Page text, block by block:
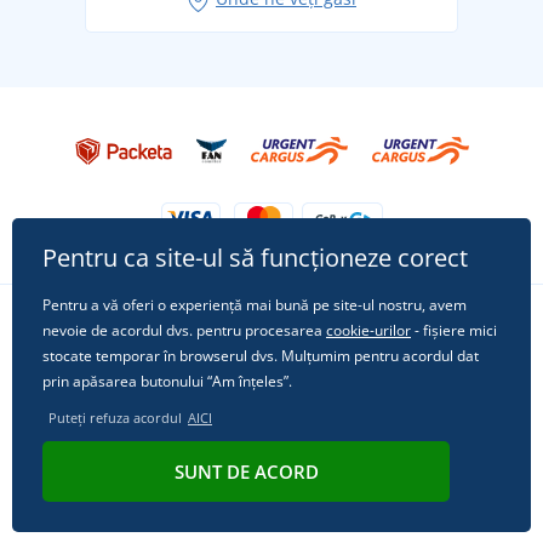
Tricoul preferat City în rol principal: ținute pentru
Urmărește-ne pe rețelele sociale
© 2011 - 2026, Dual Trade s.r.o. | Din punct de vedere tehnic oferă
Pentru ca site-ul să funcționeze corect
Pentru a vă oferi o experiență mai bună pe site-ul nostru, avem
nevoie de acordul dvs. pentru procesarea cookie-urilor- fișiere mici
stocate temporar în browserul dvs. Mulțumim pentru acordul dat
prin apăsarea butonului “Am înțeles”.
Puteți refuza acordul AICI
SUNT DE ACORD